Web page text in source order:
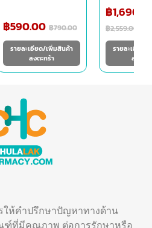
฿590.00 ฿790.00
รายละเอียด/เพิ่มสินค้า
ลงตะกร้า
฿
฿2,559.00
รายละเอียด/
ลงตะก
ให้คำปรึกษาปัญหาทางด้าน
ฑ์ที่มีคุณภาพ ต่อการรักษาหรือ